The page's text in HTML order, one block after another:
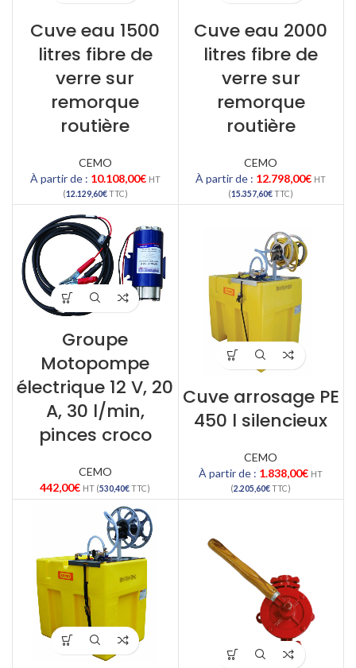
Cuve eau 1500
litres fibre de
verre sur
remorque
routière
CEMO
À partir de : 10.108,00€ HT
(12.129,60€TTC)
Cuve eau 2000
litres fibre de
verre sur
remorque
routière
CEMO
À partir de : 12.798,00€ HT
(15.357,60€TTC)
Groupe
Motopompe
électrique 12 V, 20
A, 30 l/min,
pinces croco
CEMO
442,00€ HT (530,40€TTC)
Cuve arrosage PE
450 l silencieux
CEMO
À partir de : 1.838,00€ HT
(2.205,60€TTC)